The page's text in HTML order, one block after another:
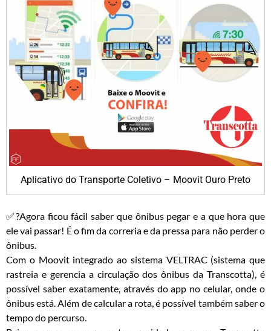
Aplicativo do Transporte Coletivo – Moovit Ouro Preto
✅?Agora ficou fácil saber que ônibus pegar e a que hora que
ele vai passar! É o fim da correria e da pressa para não perder o
ônibus.
Com o Moovit integrado ao sistema VELTRAC (sistema que
rastreia e gerencia a circulação dos ônibus da Transcotta), é
possível saber exatamente, através do app no celular, onde o
ônibus está. Além de calcular a rota, é possível também saber o
tempo do percurso.